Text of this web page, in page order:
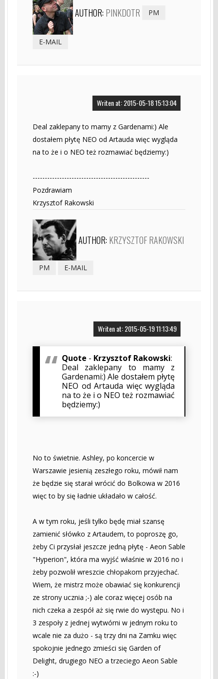
AUTHOR: PINKDOTR PM
E-MAIL
Writen at: 2015-05-18 15:13:04
Deal zaklepany to mamy z Gardenami:) Ale
dostałem płytę NEO od Artauda więc wygląda
na to że i o NEO też rozmawiać będziemy:)
------------------------------------------------
Pozdrawiam
Krzysztof Rakowski
AUTHOR: KRZYSZTOF RAKOWSKI
PM E-MAIL
Writen at: 2015-05-19 11:13:49
Quote - Krzysztof Rakowski:
Deal zaklepany to mamy z
Gardenami:) Ale dostałem płytę
NEO od Artauda więc wygląda
na to że i o NEO też rozmawiać
będziemy:)
No to świetnie. Ashley, po koncercie w
Warszawie jesienią zeszłego roku, mówił nam
że będzie się starał wrócić do Bolkowa w 2016
więc to by się ładnie układało w całość.
A w tym roku, jeśli tylko będę miał szansę
zamienić słówko z Artaudem, to poproszę go,
żeby Ci przysłał jeszcze jedną płytę - Aeon Sable
"Hyperion", która ma wyjść właśnie w 2016 no i
żeby pozwolił wreszcie chłopakom przyjechać.
Wiem, że mistrz może obawiać się konkurencji
ze strony ucznia ;-) ale coraz więcej osób na
nich czeka a zespół aż się rwie do występu. No i
3 zespoły z jednej wytwórni w jednym roku to
wcale nie za dużo - są trzy dni na Zamku więc
spokojnie jednego zmieści się Garden of
Delight, drugiego NEO a trzeciego Aeon Sable
:-)